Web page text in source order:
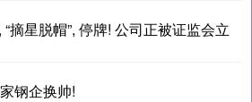
摘星脱帽”, 停牌! 公司正被证监会立
钢企换帅!